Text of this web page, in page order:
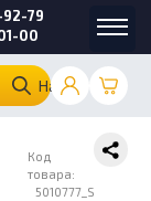
Найти
79
00
Код
товара:
5010777_S